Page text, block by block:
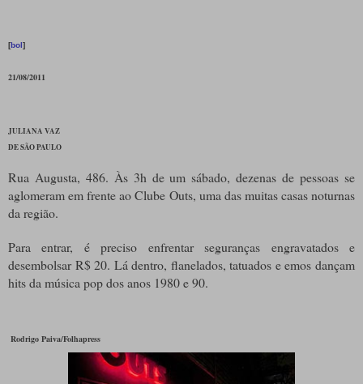
[bol]
21/08/2011
JULIANA VAZ
DE SÃO PAULO
Rua Augusta, 486. Às 3h de um sábado, dezenas de pessoas se
aglomeram em frente ao Clube Outs, uma das muitas casas noturnas
da região.
Para entrar, é preciso enfrentar seguranças engravatados e
desembolsar R$ 20. Lá dentro, flanelados, tatuados e emos dançam
hits da música pop dos anos 1980 e 90.
Rodrigo Paiva/Folhapress